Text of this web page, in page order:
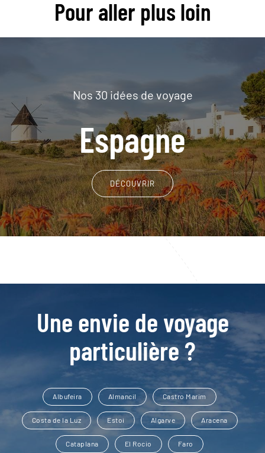
Pour aller plus loin
Nos 30 idées de voyage
Espagne
DÉCOUVRIR
Une envie de voyage
particulière ?
Albufeira Almancil Castro Marim
Costa de la Luz Estoi Algarve Aracena
Cataplana El Rocio Faro